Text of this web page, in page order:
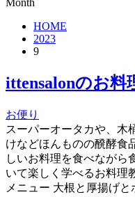
HOME
2023
9
ittensalonのお料
お便り
スーパーオータカや、木
けなどほんものの醗酵食
しいお料理を食べながら
いて楽しく学べるお料理
メニュー 大根と厚揚げと